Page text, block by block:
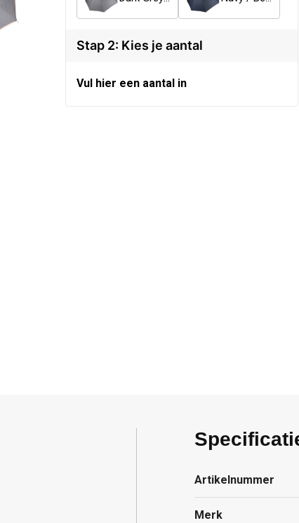
Stap 2: Kies je aantal
Vul hier een aantal in
Artikelnummer
Merk